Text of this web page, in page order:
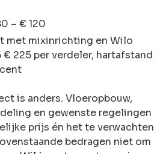
– € 120
met mixinrichting en Wilo
€ 225 per verdeler, hartafstand
is anders. Vloeropbouw,
en gewenste regelingen
prijs én het te verwachten
bedragen niet om